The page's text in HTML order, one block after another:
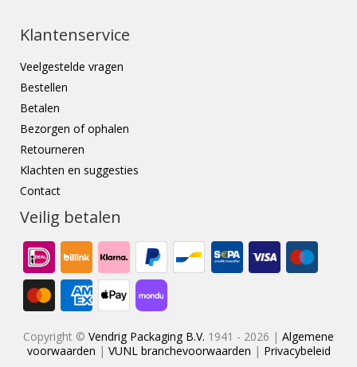
Klantenservice
Veelgestelde vragen
Bestellen
Betalen
Bezorgen of ophalen
Retourneren
Klachten en suggesties
Contact
Veilig betalen
Copyright © Vendrig Packaging B.V. 1941 - 2026 | Algemene
voorwaarden | VUNL branchevoorwaarden | Privacybeleid